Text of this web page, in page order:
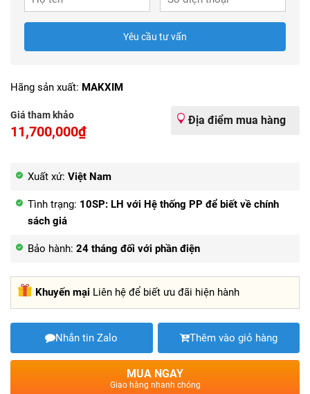
Yêu cầu tư vấn
Hãng sản xuất: MAKXIM
Giá tham khảo
11,700,000₫
Địa điểm mua hàng
Xuất xứ: Việt Nam
Tình trạng: 10SP: LH với Hệ thống PP để biết về chính
sách giá
Bảo hành: 24 tháng đối với phần điện
Khuyến mại Liên hệ để biết ưu đãi hiện hành
Nhắn tin Zalo Thêm vào giỏ hàng
MUA NGAY
Giao hàng nhanh chóng